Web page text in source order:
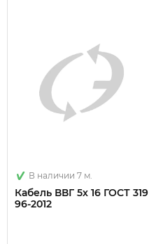
В наличии 7 м.
Кабель ВВГ 5х 16 ГОСТ 319
96-2012